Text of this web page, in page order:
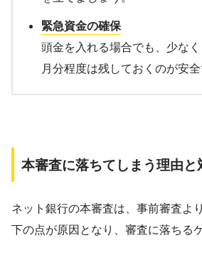
緊急資金の確保
頭金を入れる場合でも、少な
月分程度は残しておくのが安全
本審査に落ちてしまう理由と
ネット銀行の本審査は、事前審査よ
下の点が原因となり、審査に落ちる